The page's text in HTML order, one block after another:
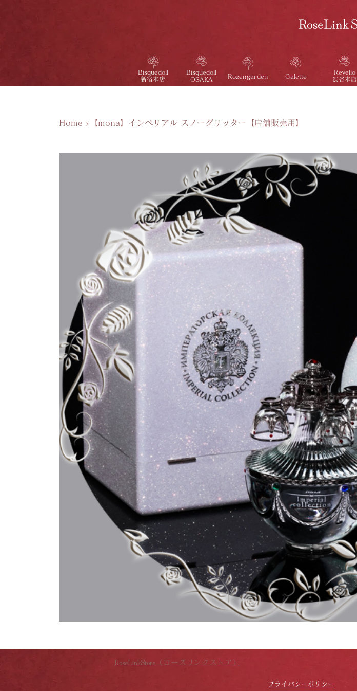
Revelio
渋谷本店
Rozengarden
Bisquedoll
OSAKA
Bisquedoll
新宿本店
Galette
Home > 【mona】インペリアル スノーグリッター【店舗販売用】
RoseLinkStore（ローズリンクストア）
プライバシーポリシー